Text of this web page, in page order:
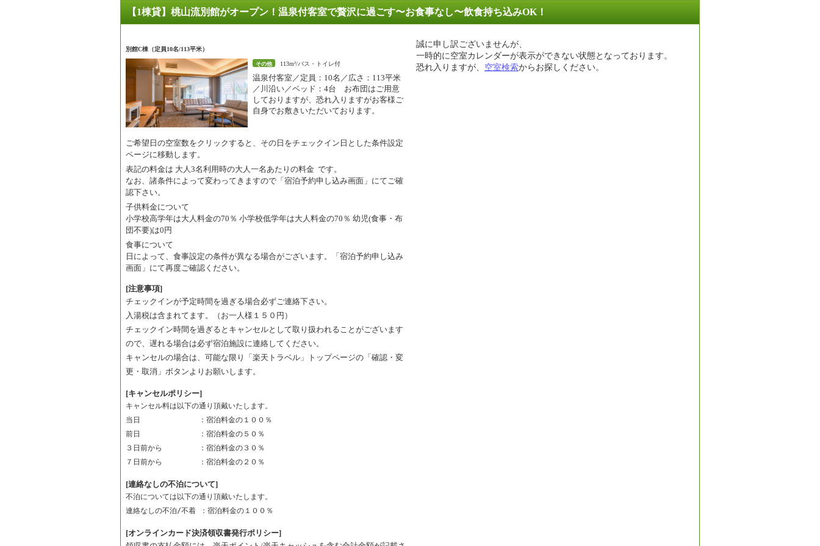
【1棟貸】桃山流別館がオープン！温泉付客室で贅沢に過ごす〜お食事なし〜飲食持ち込みOK！
別館C棟（定員10名/113平米）
その他 113m²/バス・トイレ付
温泉付客室／定員：10名／広さ：113平米
／川沿い／ベッド：4台 お布団はご用意
しておりますが、恐れ入りますがお客様ご
自身でお敷きいただいております。
ご希望日の空室数をクリックすると、その日をチェックイン日とした条件設定
ページに移動します。
表記の料金は 大人3名利用時の大人一名あたりの料金 です。
なお、諸条件によって変わってきますので「宿泊予約申し込み画面」にてご確
認下さい。
子供料金について
小学校高学年は大人料金の70％ 小学校低学年は大人料金の70％ 幼児(食事・布
団不要)は0円
食事について
日によって、食事設定の条件が異なる場合がございます。「宿泊予約申し込み
画面」にて再度ご確認ください。
[注意事項]
チェックインが予定時間を過ぎる場合必ずご連絡下さい。
入湯税は含まれてます。（お一人様１５０円）
チェックイン時間を過ぎるとキャンセルとして取り扱われることがございます
ので、遅れる場合は必ず宿泊施設に連絡してください。
キャンセルの場合は、可能な限り「楽天トラベル」トップページの「確認・変
更・取消」ボタンよりお願いします。
[キャンセルポリシー]
キャンセル料は以下の通り頂戴いたします。
当日　　　　　　　　：宿泊料金の１００％
前日　　　　　　　　：宿泊料金の５０％
３日前から　　　　　：宿泊料金の３０％
７日前から　　　　　：宿泊料金の２０％
[連絡なしの不泊について]
不泊については以下の通り頂戴いたします。
連絡なしの不泊/不着 ：宿泊料金の１００％
[オンラインカード決済領収書発行ポリシー]
誠に申し訳ございませんが、
一時的に空室カレンダーが表示ができない状態となっております。
恐れ入りますが、 空室検索からお探しください。